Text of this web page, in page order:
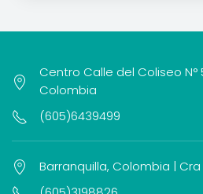
Centro Calle del Coliseo
Colombia
(605)6439499
Barranquilla, Colombia | Cra